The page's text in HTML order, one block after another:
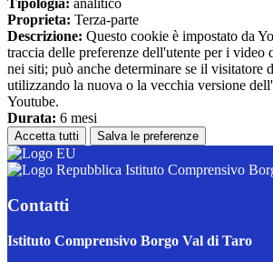
Tipologia: analitico
Proprieta: Terza-parte
Descrizione: Questo cookie è impostato da
traccia delle preferenze dell'utente per i video
nei siti; può anche determinare se il visitatore
utilizzando la nuova o la vecchia versione
Youtube.
Durata: 6 mesi
Accetta tutti Salva le preferenze
Istituto Comprensivo
Contatti
Istituto Comprensivo Borgo Val di Taro